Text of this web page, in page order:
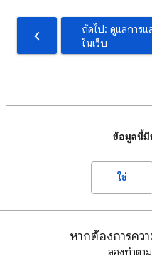
ถัดไป: ดูแลการ
ในเว็บ
ข้อมูลนี้มี
ใช่
หากต้องการคว
ลองทำตา